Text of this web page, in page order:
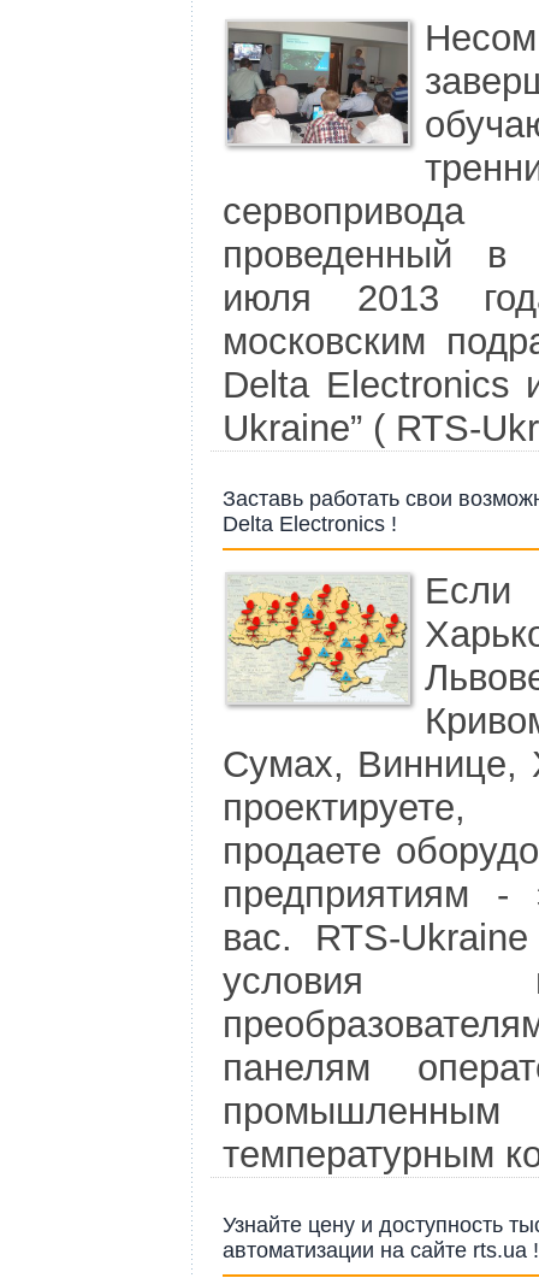
проведенный в
июля 2013
московским
Delta Electronics
Ukraine” ( RTS-
Заставь работать свои
Delta Electronics !
Сумах, Виннице,
продаете
предприятиям
вас. RTS-
условия
панелям
температурным
Узнайте цену и доступность
автоматизации на сайте rts.ua !